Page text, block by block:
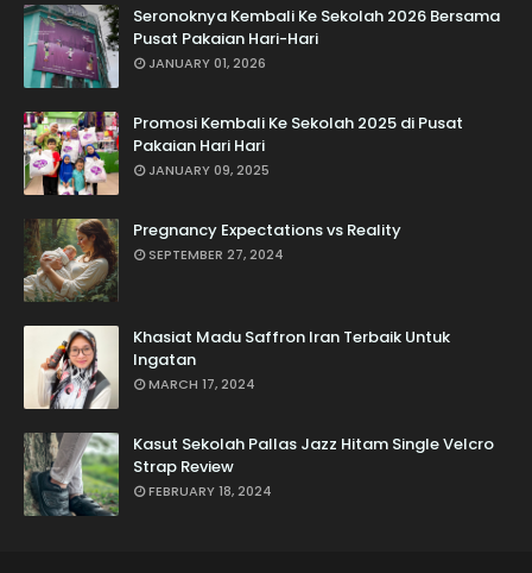
Seronoknya Kembali Ke Sekolah 2026 Bersama
Pusat Pakaian Hari-Hari
JANUARY 01, 2026
Promosi Kembali Ke Sekolah 2025 di Pusat
Pakaian Hari Hari
JANUARY 09, 2025
Pregnancy Expectations vs Reality
SEPTEMBER 27, 2024
Khasiat Madu Saffron Iran Terbaik Untuk
Ingatan
MARCH 17, 2024
Kasut Sekolah Pallas Jazz Hitam Single Velcro
Strap Review
FEBRUARY 18, 2024